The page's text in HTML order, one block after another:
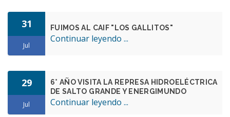
31
Jul
FUIMOS AL CAIF "LOS GALLITOS"
Continuar leyendo ...
29
Jul
6° AÑO VISITA LA REPRESA HIDROELÉCTRICA
DE SALTO GRANDE Y ENERGIMUNDO
Continuar leyendo ...